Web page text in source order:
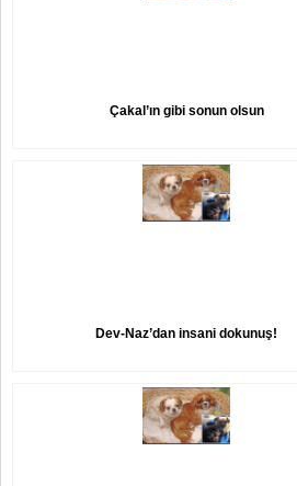
Çakal’ın gibi sonun olsun
Dev-Naz’dan insani dokunuş!